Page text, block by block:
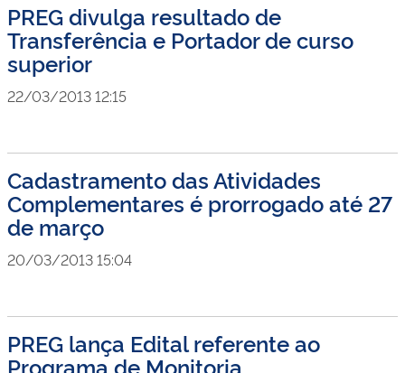
PREG divulga resultado de
Transferência e Portador de curso
superior
22/03/2013 12:15
Cadastramento das Atividades
Complementares é prorrogado até 27
de março
20/03/2013 15:04
PREG lança Edital referente ao
Programa de Monitoria